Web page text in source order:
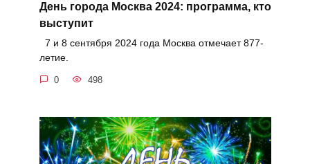
День города Москва 2024: программа, кто
выступит
7 и 8 сентября 2024 года Москва отмечает 877-
летие.
0 498